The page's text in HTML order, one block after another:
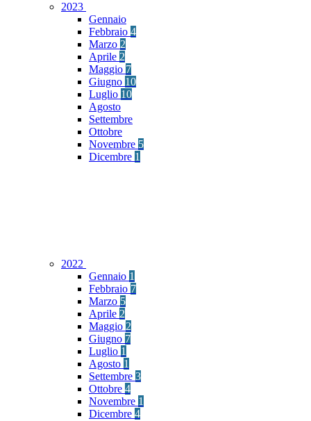
2023
Gennaio
Febbraio 4
Marzo 2
Aprile 2
Maggio 7
Giugno 10
Luglio 10
Agosto
Settembre
Ottobre
Novembre 5
Dicembre 1
2022
Gennaio 1
Febbraio 7
Marzo 5
Aprile 2
Maggio 2
Giugno 7
Luglio 1
Agosto 1
Settembre 3
Ottobre 4
Novembre 1
Dicembre 4